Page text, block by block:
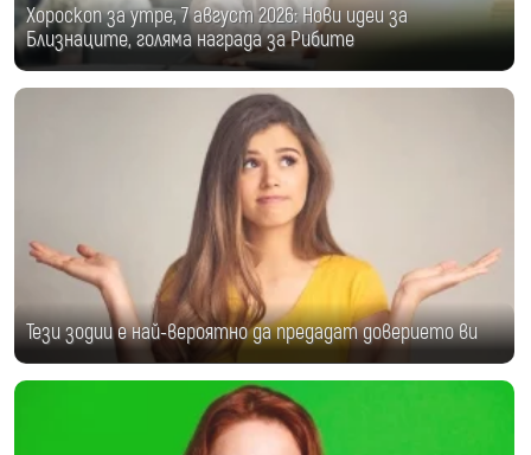
Хороскоп за утре, 7 август 2026: Нови идеи за
Близнаците, голяма награда за Рибите
Тези зодии е най-вероятно да предадат доверието ви